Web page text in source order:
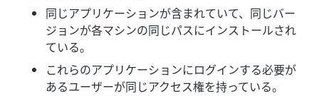
同じアプリケーションが含まれていて、同じバー
ジョンが各マシンの同じパスにインストールされ
ている。
これらのアプリケーションにログインする必要が
あるユーザーが同じアクセス権を持っている。